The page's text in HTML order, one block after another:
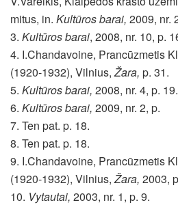
mitus, in. Kultūros barai, 2009, nr.
3. Kultūros barai, 2008, nr. 10, p.
4. I.Chandavoine, Prancūzmetis
(1920-1932), Vilnius,Žara, p. 31.
5. Kultūros barai, 2008, nr. 4, p. 19.
6. Kultūros barai, 2009, nr. 2, p.
7. Ten pat. p. 18.
8. Ten pat. p. 18.
9. I.Chandavoine, Prancūzmetis
(1920-1932), Vilnius,Žara, 2003,
10. Vytautai, 2003, nr. 1, p. 9.